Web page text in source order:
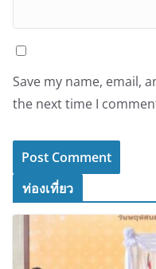
Save my name, email,
the next time I
ท่องเที่ยว